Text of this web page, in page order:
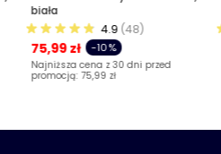
biała
4.9 (48)
75,99 zł -10%
Najniższa cena z 30 dni przed
promocją: 75,99 zł